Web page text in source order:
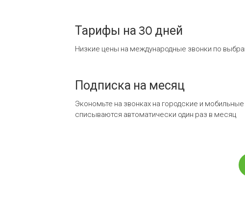
Тарифы на 30 дней
Низкие цены на международные звонки по
Подписка на месяц
Экономьте на звонках на городские и
списываются автоматически один раз в месяц